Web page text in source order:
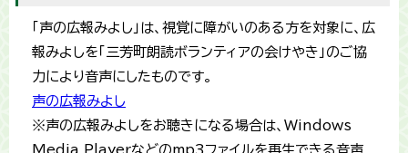
「声の広報みよし」は、視覚に障がいのある方を対象に、広
報みよしを「三芳町朗読ボランティアの会けやき」のご協
力により音声にしたものです。
声の広報みよし
※声の広報みよしをお聴きになる場合は、Windows
Media Playerなどのmp3ファイルを再生できる音声